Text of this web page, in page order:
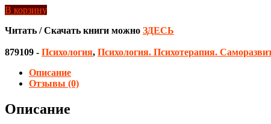
В корзину
Читать / Скачать книги можно ЗДЕСЬ
879109 - Психология, Психология. Психотерапия.
Описание
Отзывы (0)
Описание